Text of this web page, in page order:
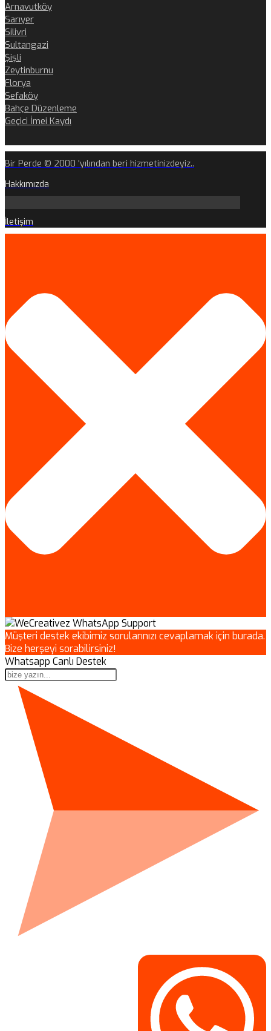
Arnavutköy
Sarıyer
Silivri
Sultangazi
Şişli
Zeytinburnu
Florya
Sefaköy
Bahçe Düzenleme
Geçici İmei Kaydı
Bir Perde © 2000 'yılından beri hizmetinizdeyiz..
Hakkımızda
İletişim
Müşteri destek ekibimiz sorularınızı cevaplamak için burada.
Bize herşeyi sorabilirsiniz!
Whatsapp Canlı Destek